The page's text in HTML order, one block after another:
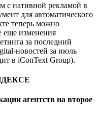
с нативной рекламой в
для автоматического
теперь можно
еще изменения
за последний
новостей за июль
в iConText Group).
агентств на второе